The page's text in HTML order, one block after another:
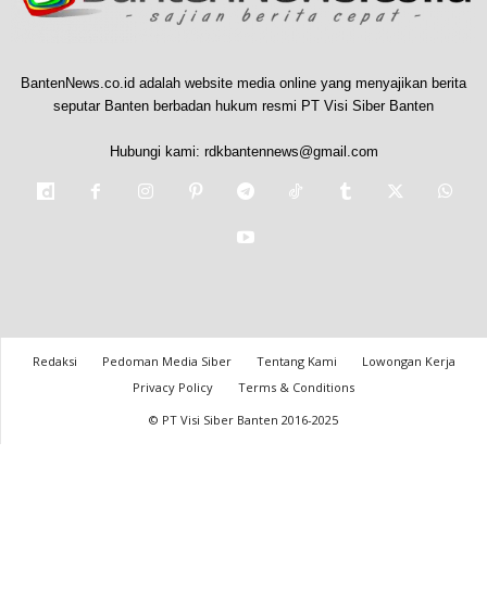
BantenNews.co.id adalah website media online yang menyajikan berita
seputar Banten berbadan hukum resmi PT Visi Siber Banten
Hubungi kami: rdkbantennews@gmail.com
Redaksi Pedoman Media Siber Tentang Kami
Lowongan Kerja
Privacy Policy
Terms & Conditions
© PT Visi Siber Banten 2016-2025